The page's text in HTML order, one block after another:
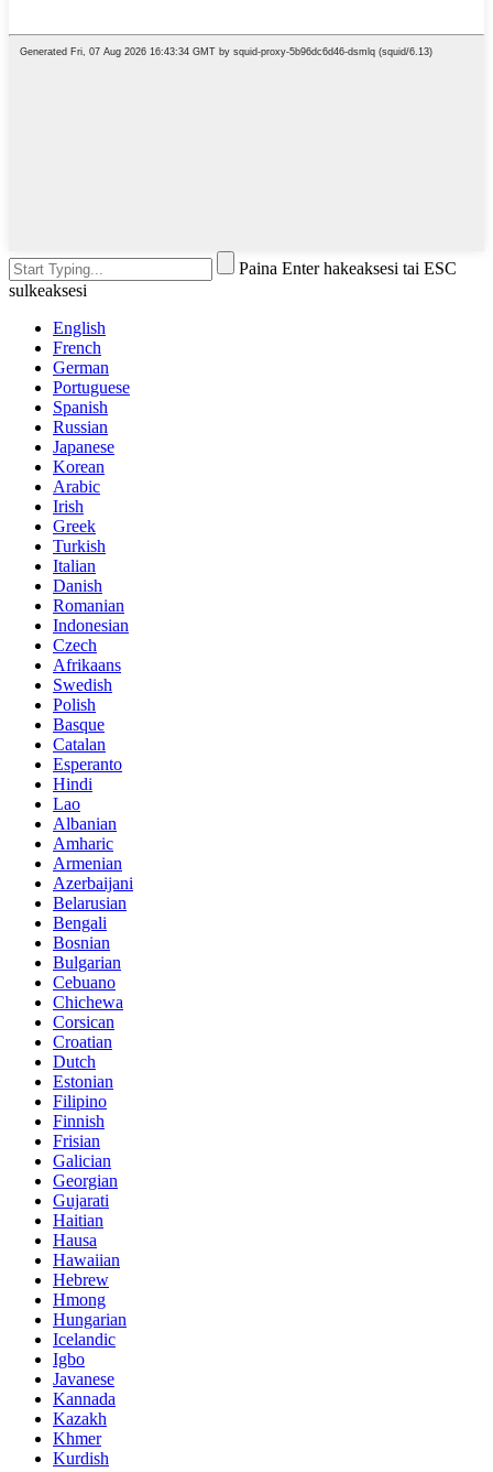
Paina Enter hakeaksesi tai ESC
sulkeaksesi
English
French
German
Portuguese
Spanish
Russian
Japanese
Korean
Arabic
Irish
Greek
Turkish
Italian
Danish
Romanian
Indonesian
Czech
Afrikaans
Swedish
Polish
Basque
Catalan
Esperanto
Hindi
Lao
Albanian
Amharic
Armenian
Azerbaijani
Belarusian
Bengali
Bosnian
Bulgarian
Cebuano
Chichewa
Corsican
Croatian
Dutch
Estonian
Filipino
Finnish
Frisian
Galician
Georgian
Gujarati
Haitian
Hausa
Hawaiian
Hebrew
Hmong
Hungarian
Icelandic
Igbo
Javanese
Kannada
Kazakh
Khmer
Kurdish